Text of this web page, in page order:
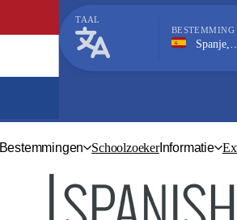
TAAL
BESTEMMING
Spanje, Alicante
Bestemmingen SchoolzoekerInformatie